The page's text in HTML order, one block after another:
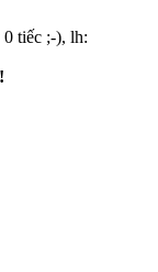
tiếc ;-), lh: